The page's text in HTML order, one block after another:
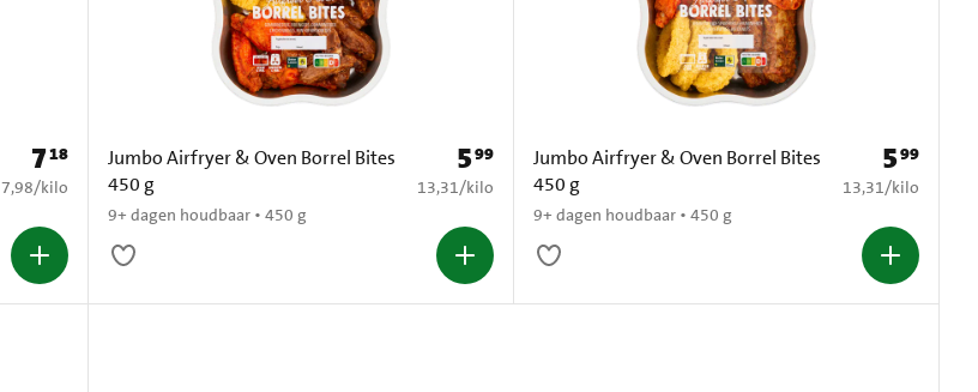
Prijs: € 7,18
718
€ 7,98 per kilo
7,98/kilo
Jumbo Airfryer & Oven Borrel Bites
450 g
9+ dagen houdbaar • 450 g
Prijs: € 5,99
599
€ 13,31 per kilo
13,31/kilo
Jumbo Airfryer & Oven Borrel Bites
450 g
9+ dagen houdbaar • 450 g
Prijs: € 5,99
599
€ 13,31 per kilo
13,31/kilo